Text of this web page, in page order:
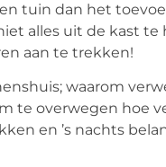
tuin dan het
alles uit de kast te
aan te trekken!
waarom
te overwegen hoe
en ’s nachts